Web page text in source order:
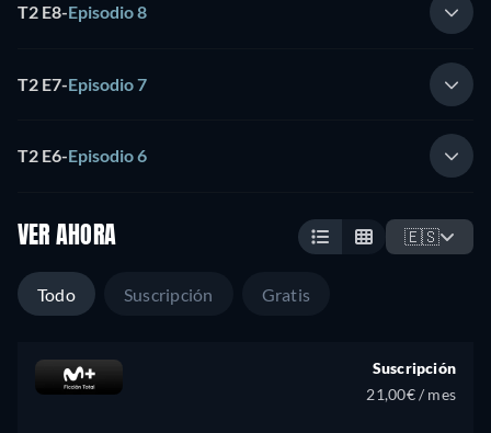
T2 E8-Episodio 8
T2 E7-Episodio 7
T2 E6-Episodio 6
VER AHORA 🇪🇸
Todo Suscripción Gratis
Suscripción
21,00€ / mes